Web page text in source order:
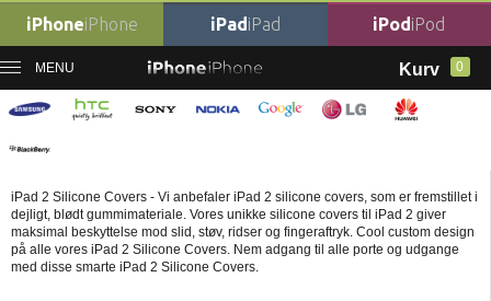
iPhoneiPhone iPadiPad iPodiPod
MENU Kurv 0
Billige iPad Covers iPad 2 Silicone Covers
iPad 2 Silicone Covers
iPad 2 Silicone Covers - Vi anbefaler iPad 2 silicone covers, som er fremstillet i
dejligt, blødt gummimateriale. Vores unikke silicone covers til iPad 2 giver
maksimal beskyttelse mod slid, støv, ridser og fingeraftryk. Cool custom design
på alle vores iPad 2 Silicone Covers. Nem adgang til alle porte og udgange
med disse smarte iPad 2 Silicone Covers.